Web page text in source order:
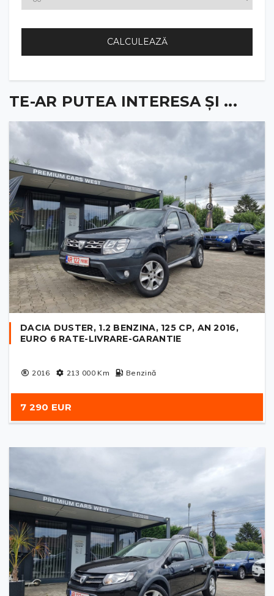
CALCULEAZĂ
TE-AR PUTEA INTERESA ȘI ...
DACIA DUSTER, 1.2 BENZINA, 125 CP, AN 2016,
EURO 6 RATE-LIVRARE-GARANTIE
2016 213 000Km Benzină
7 290 EUR